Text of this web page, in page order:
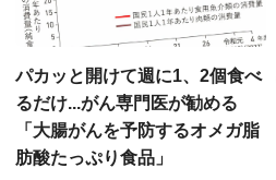
パカッと開けて週に1、2個食べ
るだけ...がん専門医が勧める
「大腸がんを予防するオメガ脂
肪酸たっぷり食品」